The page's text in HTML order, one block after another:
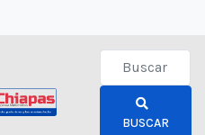
Type 2 or
BUSCAR